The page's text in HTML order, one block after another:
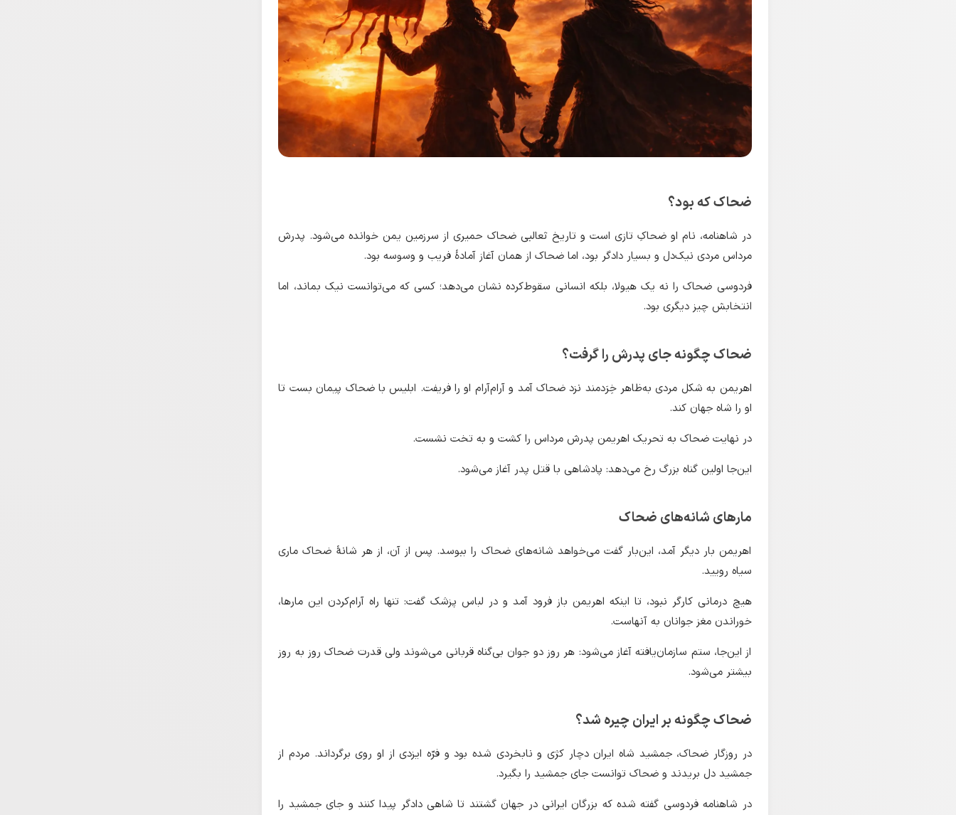
ضحاک که بود؟
در شاهنامه، نام او ضحاکِ تازی است و تاریخ ثعالبی ضحاک حمیری از سرزمین یمن خوانده می‌شود. پدرش
مرداس مردی نیک‌دل و بسیار دادگر بود، اما ضحاک از همان آغاز آمادهٔ فریب و وسوسه بود.
فردوسی ضحاک را نه یک هیولا، بلکه انسانی سقوط‌کرده نشان می‌دهد؛ کسی که می‌توانست نیک بماند، اما
انتخابش چیز دیگری بود.
ضحاک چگونه جای پدرش را گرفت؟
اهریمن به شکل مردی به‌ظاهر خِرَدمند نزد ضحاک آمد و آرام‌آرام او را فریفت. ابلیس با ضحاک پیمان بست تا
او را شاه جهان کند.
در نهایت ضحاک به تحریک اهریمن پدرش مرداس را کشت و به تخت نشست.
این‌جا اولین گناه بزرگ رخ می‌دهد: پادشاهی با قتل پدر آغاز می‌شود.
مارهای شانه‌های ضحاک
اهریمن بار دیگر آمد، این‌بار گفت می‌خواهد شانه‌های ضحاک را ببوسد. پس از آن، از هر شانهٔ ضحاک ماری
سیاه رویید.
هیچ درمانی کارگر نبود، تا اینکه اهریمن باز فرود آمد و در لباس پزشک گفت: تنها راه آرام‌کردن این مارها،
خوراندن مغز جوانان به آنهاست.
از این‌جا، ستم سازمان‌یافته آغاز می‌شود: هر روز دو جوان بی‌گناه قربانی می‌شوند ولی قدرت ضحاک روز به روز
بیشتر می‌شود.
ضحاک چگونه بر ایران چیره شد؟
در روزگار ضحاک، جمشید شاه ایران دچار کژی و نابخردی شده بود و فرّه ایزدی از او روی برگرداند. مردم از
جمشید دل بریدند و ضحاک توانست جای جمشید را بگیرد.
در شاهنامه فردوسی گفته شده که بزرگان ایرانی در جهان گشتند تا شاهی دادگر پیدا کنند و جای جمشید را